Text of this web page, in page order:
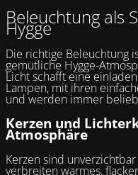
Beleuchtung als
Hygge
Die richtige Beleuchtung
gemütliche Hygge-
Licht schafft eine
Lampen, mit ihren
und werden immer
Kerzen und
Atmosphäre
Kerzen sind
verbreiten warmes,